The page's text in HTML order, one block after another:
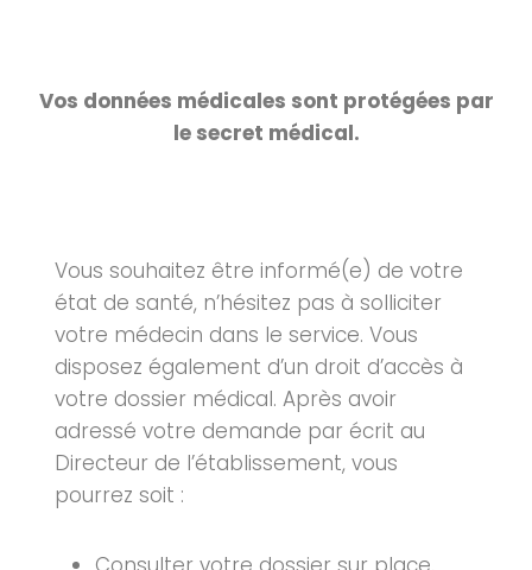
Vos données médicales sont protégées par
le secret médical.
Vous souhaitez être informé(e) de votre
état de santé, n’hésitez pas à solliciter
votre médecin dans le service. Vous
disposez également d’un droit d’accès à
votre dossier médical. Après avoir
adressé votre demande par écrit au
Directeur de l’établissement, vous
pourrez soit :